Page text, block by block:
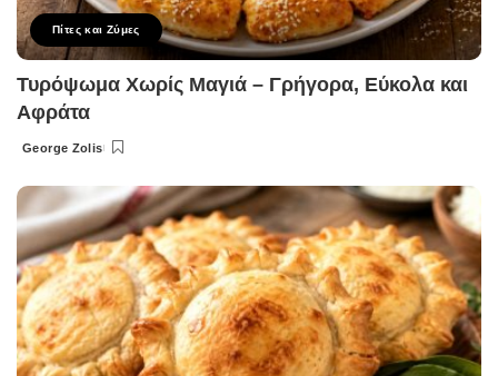
Πίτες και Ζύμες
Τυρόψωμα Χωρίς Μαγιά – Γρήγορα, Εύκολα και
Αφράτα
Posted
George Zolis